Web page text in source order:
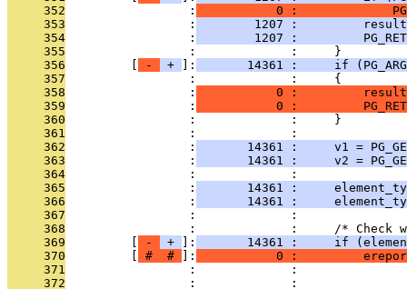
     352
                 :
0 :
     353
                 :
1207 :
     354
                 :
1207 :
     355
                 :             :     }
     356
- + ]:
14361 :     if
     357
                 :             :     {
     358
                 :
0 :
     359
                 :
0 :
     360
                 :             :     }
     361
                 :             :
     362
                 :
14361 :     v1 =
     363
                 :
14361 :     v2 =
     364
                 :             :
     365
                 :
14361 :
     366
                 :
14361 :
     367
                 :             :
     368
:             :     /* Check
     369
- + ]:
14361 :     if
     370
# # ]:
0 :
     371
:             :
     372
:             :